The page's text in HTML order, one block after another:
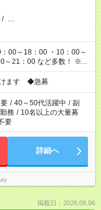
/ …
00～18：00 ・10：00～
ど多数！ ※お
ます ◆急募
/ 40～50代活躍中 / 副
務 / 10名以上の大量募
要
詳細へ
掲載日：2026.08.06